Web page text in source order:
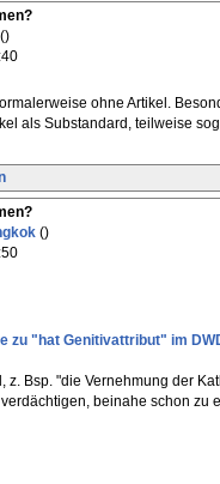
()
ohne Artikel.
als Substandard, teilweise
()
zu "hat Genitivattribut" im
z. Bsp. "die Vernehmung der
beinahe schon zu